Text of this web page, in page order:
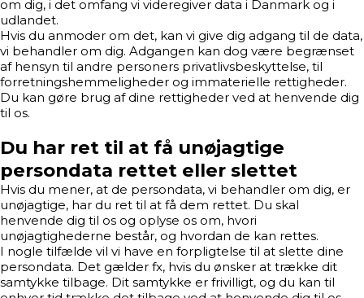
om dig, i det omfang vi videregiver data i Danmark og i
udlandet.
Hvis du anmoder om det, kan vi give dig adgang til de data,
vi behandler om dig. Adgangen kan dog være begrænset
af hensyn til andre personers privatlivsbeskyttelse, til
forretningshemmeligheder og immaterielle rettigheder.
Du kan gøre brug af dine rettigheder ved at henvende dig
til os.
Du har ret til at få unøjagtige
persondata rettet eller slettet
Hvis du mener, at de persondata, vi behandler om dig, er
unøjagtige, har du ret til at få dem rettet. Du skal
henvende dig til os og oplyse os om, hvori
unøjagtighederne består, og hvordan de kan rettes.
I nogle tilfælde vil vi have en forpligtelse til at slette dine
persondata. Det gælder fx, hvis du ønsker at trække dit
samtykke tilbage. Dit samtykke er frivilligt, og du kan til